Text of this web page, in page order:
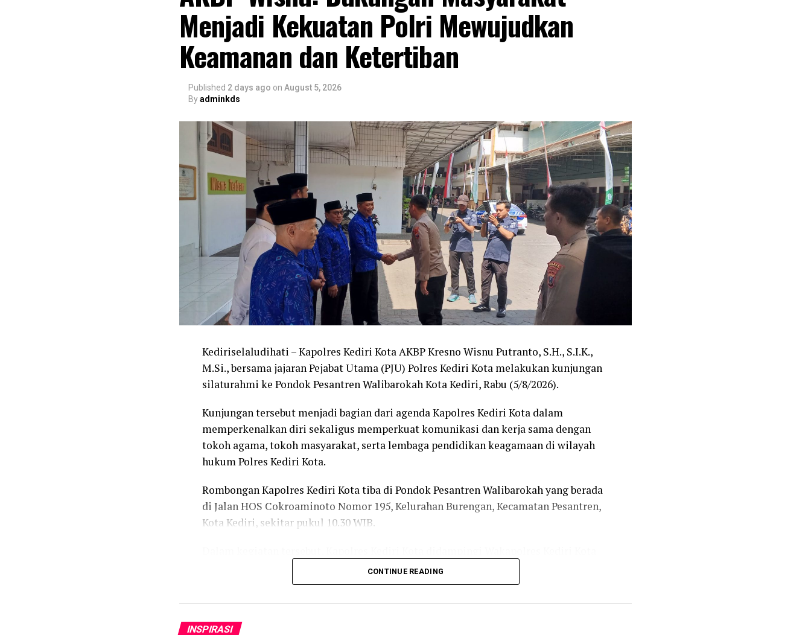
Menjadi Kekuatan Polri Mewujudkan
Keamanan dan Ketertiban
Published 2 days ago on August 5, 2026
Byadminkds
Kediriselaludihati – Kapolres Kediri Kota AKBP Kresno Wisnu Putranto, S.H., S.I.K.,
M.Si., bersama jajaran Pejabat Utama (PJU) Polres Kediri Kota melakukan kunjungan
silaturahmi ke Pondok Pesantren Walibarokah Kota Kediri, Rabu (5/8/2026).
Kunjungan tersebut menjadi bagian dari agenda Kapolres Kediri Kota dalam
memperkenalkan diri sekaligus memperkuat komunikasi dan kerja sama dengan
tokoh agama, tokoh masyarakat, serta lembaga pendidikan keagamaan di wilayah
hukum Polres Kediri Kota.
Rombongan Kapolres Kediri Kota tiba di Pondok Pesantren Walibarokah yang berada
di Jalan HOS Cokroaminoto Nomor 195, Kelurahan Burengan, Kecamatan Pesantren,
Kota Kediri, sekitar pukul 10.30 WIB.
Kompol Putu Gde Caka Pratyaksa Ratsuko, S.I.K., M.I.K., Kabag Ops Kompol Iwan
Setyo Budhi, Kasat Lantas AKP Tutud Yudho Prastyawan, Kasat Resnarkoba AKP
Endro Purwandi, S.H., M.H., KBO Reskrim Iptu Iwan Sulaiman, Kasat Binmas AKP
Burengan.
CONTINUE READING
INSPIRASI